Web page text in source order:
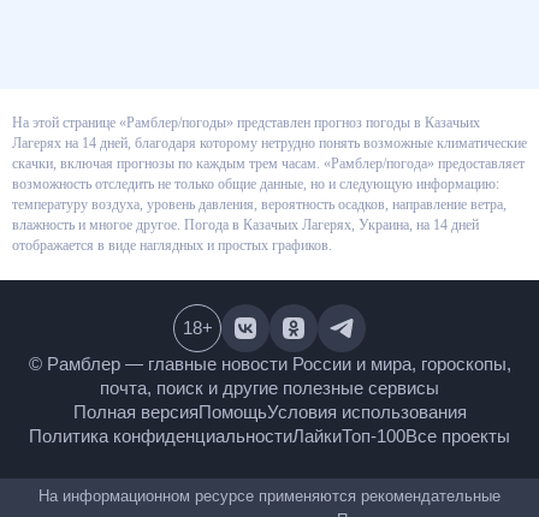
На этой странице «Рамблер/погоды» представлен прогноз погоды в
Казачьих Лагерях на 14 дней, благодаря которому нетрудно понять
возможные климатические скачки, включая прогнозы по каждым трем
часам. «Рамблер/погода» предоставляет возможность отследить не
только общие данные, но и следующую информацию: температуру
воздуха, уровень давления, вероятность осадков, направление ветра,
влажность и многое другое. Погода в Казачьих Лагерях, Украина, на 14
© Рамблер — главные новости России и мира,
гороскопы, почта, поиск и другие полезные сервисы
Полная версияПомощьУсловия использования
Все проекты
18+